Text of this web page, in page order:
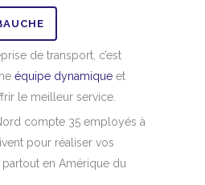
de transport, c’est
équipe dynamique et
le meilleur service.
compte 35 employés à
pour réaliser vos
en Amérique du